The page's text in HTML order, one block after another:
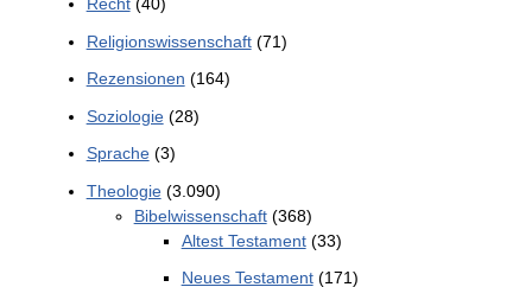
Religionswissenschaft(71)
Rezensionen (164)
Soziologie(28)
Sprache(3)
Theologie(3.090)
Bibelwissenschaft(368)
Altest Testament(33)
Neues Testament(171)